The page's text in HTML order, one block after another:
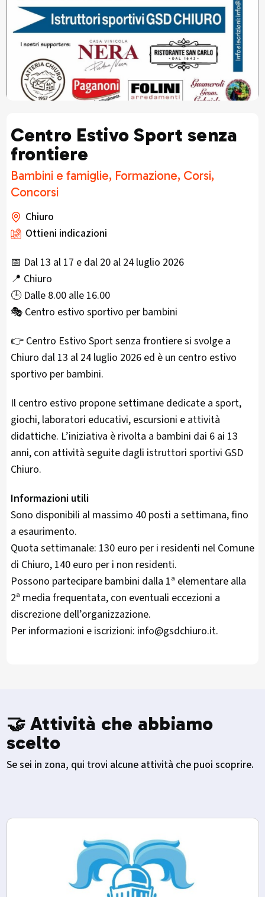
Centro Estivo Sport senza
frontiere
Bambini e famiglie, Formazione, Corsi,
Concorsi
Chiuro
Ottieni indicazioni
📅 Dal 13 al 17 e dal 20 al 24 luglio 2026
📍 Chiuro
🕒 Dalle 8.00 alle 16.00
🎭 Centro estivo sportivo per bambini
👉 Centro Estivo Sport senza frontiere si svolge a
Chiuro dal 13 al 24 luglio 2026 ed è un centro estivo
sportivo per bambini.
Il centro estivo propone settimane dedicate a sport,
giochi, laboratori educativi, escursioni e attività
didattiche. L’iniziativa è rivolta a bambini dai 6 ai 13
anni, con attività seguite dagli istruttori sportivi GSD
Chiuro.
Informazioni utili
Sono disponibili al massimo 40 posti a settimana, fino
a esaurimento.
Quota settimanale: 130 euro per i residenti nel Comune
di Chiuro, 140 euro per i non residenti.
Possono partecipare bambini dalla 1ª elementare alla
2ª media frequentata, con eventuali eccezioni a
discrezione dell’organizzazione.
Per informazioni e iscrizioni: info@gsdchiuro.it.
🤝 Attività che abbiamo
scelto
Se sei in zona, qui trovi alcune attività che puoi scoprire.